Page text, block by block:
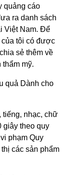
quảng cáo
ra danh sách
Việt Nam. Để
của tôi có được
sẻ thêm về
thẩm mỹ.
tiếng, nhạc, chữ
giây theo quy
phạm Quy
các sản phẩm